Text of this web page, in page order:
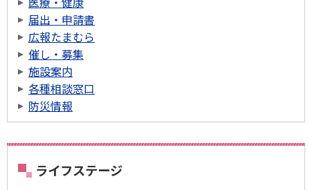
届出・申請書
広報たまむら
催し・募集
施設案内
各種相談窓口
防災情報
ライフステージ